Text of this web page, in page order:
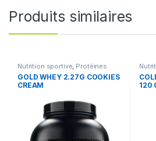
Produits similaires
Nutrition sportive, Protéines
GOLD WHEY 2.27G COOKIES
CREAM
sels
120